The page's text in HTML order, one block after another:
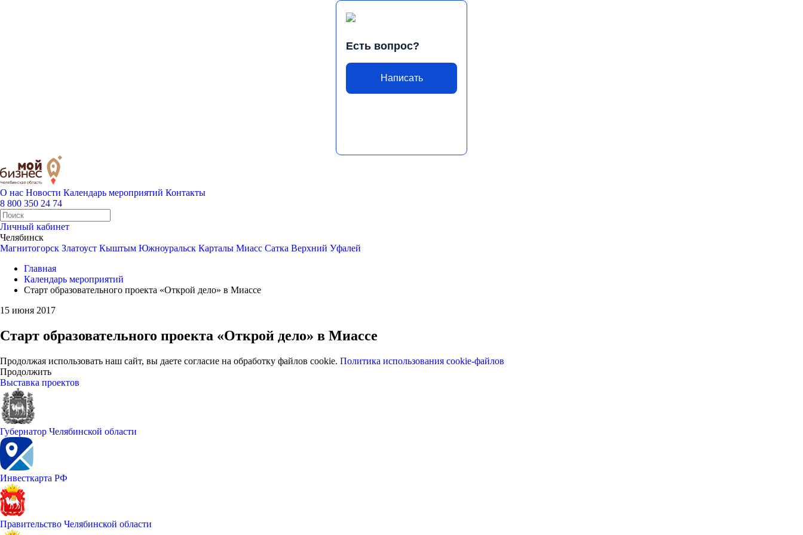
Есть вопрос?
Написать
О нас Новости Календарь мероприятий Контакты
8 800 350 24 74
Личный кабинет
Челябинск
Магнитогорск Златоуст Кыштым Южноуральск Карталы Миасс Сатка Верхний Уфалей
Главная
Календарь мероприятий
Старт образовательного проекта «Открой дело» в Миассе
15 июня 2017
Старт образовательного проекта «Открой дело» в Миассе
Продолжая использовать наш сайт, вы даете согласие на обработку файлов cookie. Политика использования cookie-файлов
Продолжить
Выставка проектов
Губернатор Челябинской области
Инвесткарта РФ
Правительство Челябинской области